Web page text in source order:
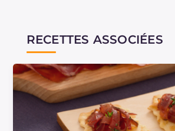
RECETTES ASSOCIÉES